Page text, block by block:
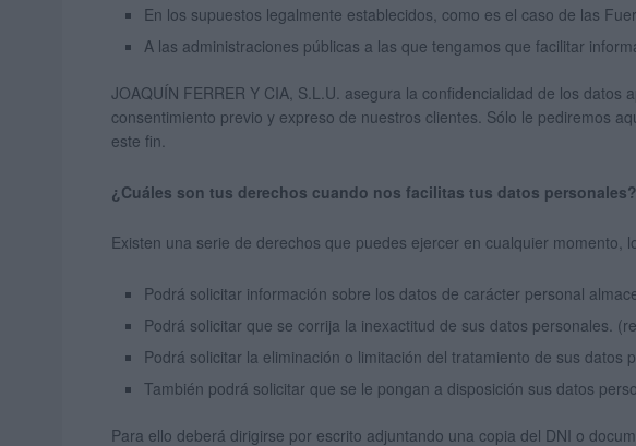
En los supuestos legalmente establecidos, como es el caso de las
A las administraciones públicas a las que tengamos que facilitar
JOAQUÍN FERRER Y CIA, S.L.U. asegura la confidencialidad de los
consentimiento previo y expreso de nuestros clientes. Sólo le pediremos
este fin.
¿Cuáles son tus derechos cuando nos facilitas tus datos personales?
Existen una serie de derechos que puedes ejercer en cualquier momento,
Podrá solicitar información sobre los datos de carácter personal
Podrá solicitar que se corrija la inexactitud de sus datos personales.
Podrá solicitar la eliminación o limitación del tratamiento de sus datos
También podrá solicitar que se le pongan a disposición sus datos
Para ello deberá dirigirse por escrito adjuntando una copia del DNI o